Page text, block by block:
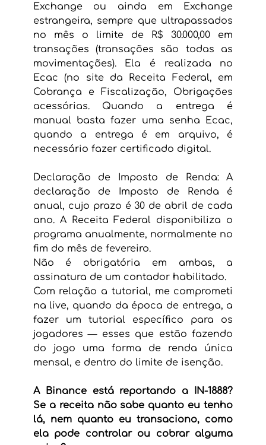
Exchange ou ainda em Exchange
estrangeira, sempre que ultrapassados
no mês o limite de R$ 30.000,00 em
transações (transações são todas as
movimentações). Ela é realizada no
Ecac (no site da Receita Federal, em
Cobrança e Fiscalização, Obrigações
acessórias. Quando a entrega é
manual basta fazer uma senha Ecac,
quando a entrega é em arquivo, é
necessário fazer certificado digital.
Declaração de Imposto de Renda: A
declaração de Imposto de Renda é
anual, cujo prazo é 30 de abril de cada
ano. A Receita Federal disponibiliza o
programa anualmente, normalmente no
fim do mês de fevereiro.
Não é obrigatória em ambas, a
assinatura de um contador habilitado.
Com relação a tutorial, me comprometi
na live, quando da época de entrega, a
fazer um tutorial específico para os
jogadores — esses que estão fazendo
do jogo uma forma de renda única
mensal, e dentro do limite de isenção.
A Binance está reportando a IN-1888?
Se a receita não sabe quanto eu tenho
lá, nem quanto eu transaciono, como
ela pode controlar ou cobrar alguma